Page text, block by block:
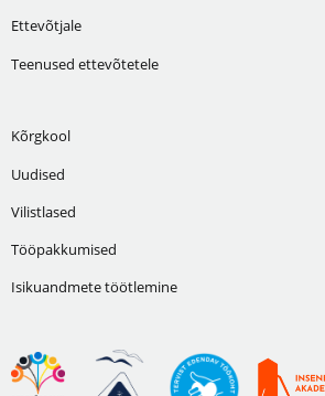
Ettevõtjale
Teenused ettevõtetele
Kõrgkool
Uudised
Vilistlased
Tööpakkumised
Isikuandmete töötlemine